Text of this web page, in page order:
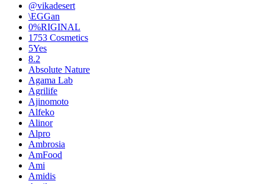
@vikadesert
\EGGan
0%RIGINAL
1753 Cosmetics
5Yes
8.2
Absolute Nature
Agama Lab
Agrilife
Ajinomoto
Alfeko
Alinor
Alpro
Ambrosia
AmFood
Ami
Amidis